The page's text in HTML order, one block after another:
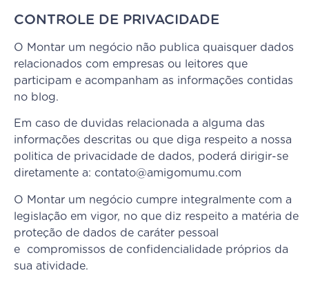
CONTROLE DE PRIVACIDADE
O Montar um negócio não publica quaisquer dados
relacionados com empresas ou leitores que
participam e acompanham as informações contidas
no blog.
Em caso de duvidas relacionada a alguma das
informações descritas ou que diga respeito a nossa
politica de privacidade de dados, poderá dirigir-se
diretamente a: contato@amigomumu.com
O Montar um negócio cumpre integralmente com a
legislação em vigor, no que diz respeito a matéria de
proteção de dados de caráter pessoal
e compromissos de confidencialidade próprios da
sua atividade.